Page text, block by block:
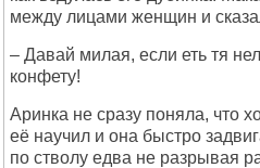
между лицами женщин и
– Давай милая, если еть тя
конфету!
Аринка не сразу поняла, что
её научил и она быстро
по стволу едва не разрывая